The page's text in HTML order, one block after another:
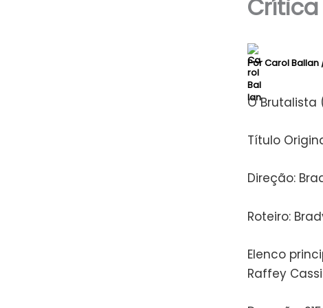
Crítica
PorCarol Ballan
O Brutalista
Título
Direção:
Roteiro:
Elenco
Raffey